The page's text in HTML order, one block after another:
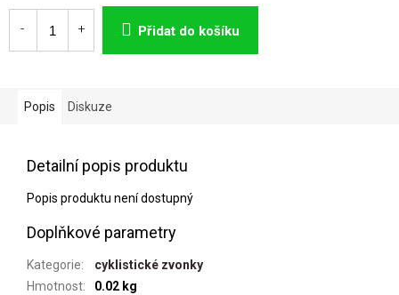
Měrná
cena:
Přidat do košíku
Popis Diskuze
Detailní popis produktu
Popis produktu není dostupný
Doplňkové parametry
Kategorie:
cyklistické zvonky
Hmotnost:
0.02 kg